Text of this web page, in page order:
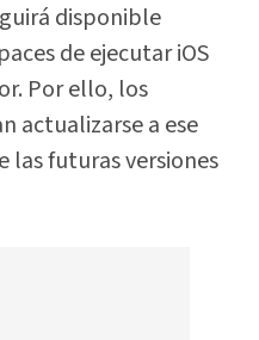
disponible
de ejecutar iOS
Por ello, los
actualizarse a ese
las futuras versiones